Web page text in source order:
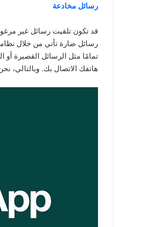
رسائل مخادعة
قد تكون تلقيت رسائل غير
رسائل ضارة تأتي من خلال
تمامًا مثل الرسائل القصيرة أو
هاتفك الاتصال بك. وبالتالي،